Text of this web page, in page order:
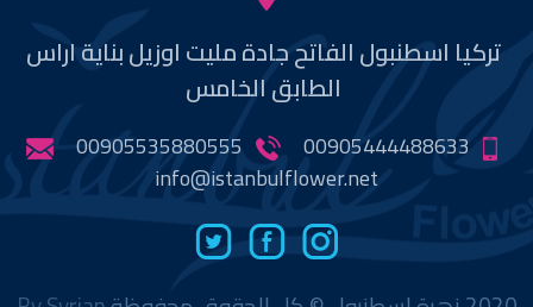
تركيا اسطنبول الفاتح جادة مليت اوزيل بناية اراس
الطابق الخامس
00905444488633
00905535880555
info@istanbulflower.net